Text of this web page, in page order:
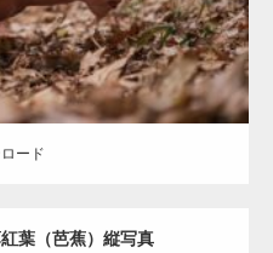
ード
葉（芭蕉）縦写真